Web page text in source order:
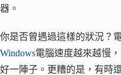
器。
你是否曾遇過這樣的狀況？
Windows電腦速度越來越慢
好一陣子。更糟的是，有時